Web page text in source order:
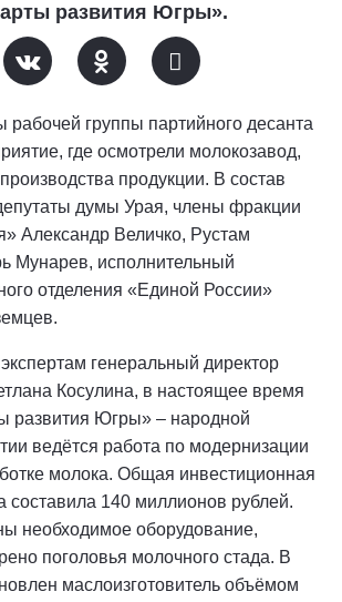
развития Югры».
рабочей группы партийного десанта
где осмотрели молокозавод,
продукции. В состав
думы Урая, члены фракции
Александр Величко, Рустам
Мунарев, исполнительный
отделения «Единой России»
генеральный директор
Косулина, в настоящее время
развития Югры» – народной
ведётся работа по модернизации
молока. Общая инвестиционная
составила 140 миллионов рублей.
необходимое оборудование,
поголовья молочного стада. В
маслоизготовитель объёмом